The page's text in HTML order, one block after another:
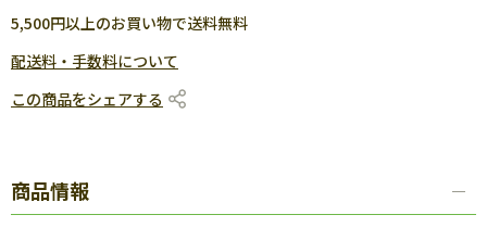
5,500円以上のお買い物で送料無料
配送料・手数料について
この商品をシェアする
商品情報